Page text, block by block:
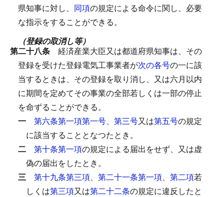
県知事に対し、 同項の規定による命令に関し、必要
な指示をすることができる。
（登録の取消し等）
第二十八条 経済産業大臣又は都道府県知事は、その
登録を受けた登録電気工事業者が次の各号の一に該
当するときは、その登録を取り消し、又は六月以内
に期間を定めてその事業の全部若しくは一部の停止
を命ずることができる。
一 第六条第一項第一号、 第三号又は第五号の規定
に該当することとなつたとき。
二 第十条第一項の規定による届出をせず、又は虚
偽の届出をしたとき。
三 第十九条第三項、 第二十一条第一項、 第二項若
しくは第三項又は第二十二条の規定に違反したと